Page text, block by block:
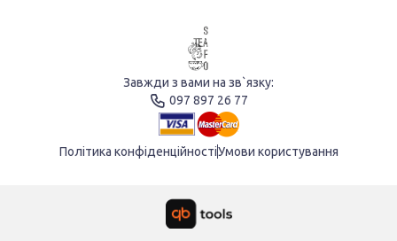
Завжди з вами на зв`язку:
097 897 26 77
Політика конфіденційностіУмови користування